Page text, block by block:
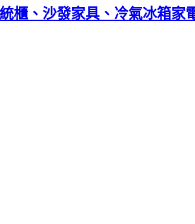
櫃、沙發家具、冷氣冰箱